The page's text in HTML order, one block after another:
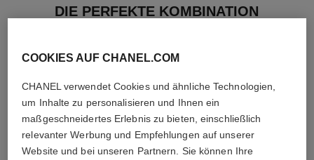
DIE PERFEKTE KOMBINATION
COOKIES AUF CHANEL.COM
CHANEL verwendet Cookies und ähnliche Technologien,
um Inhalte zu personalisieren und Ihnen ein
maßgeschneidertes Erlebnis zu bieten, einschließlich
relevanter Werbung und Empfehlungen auf unserer
Website und bei unseren Partnern. Sie können Ihre